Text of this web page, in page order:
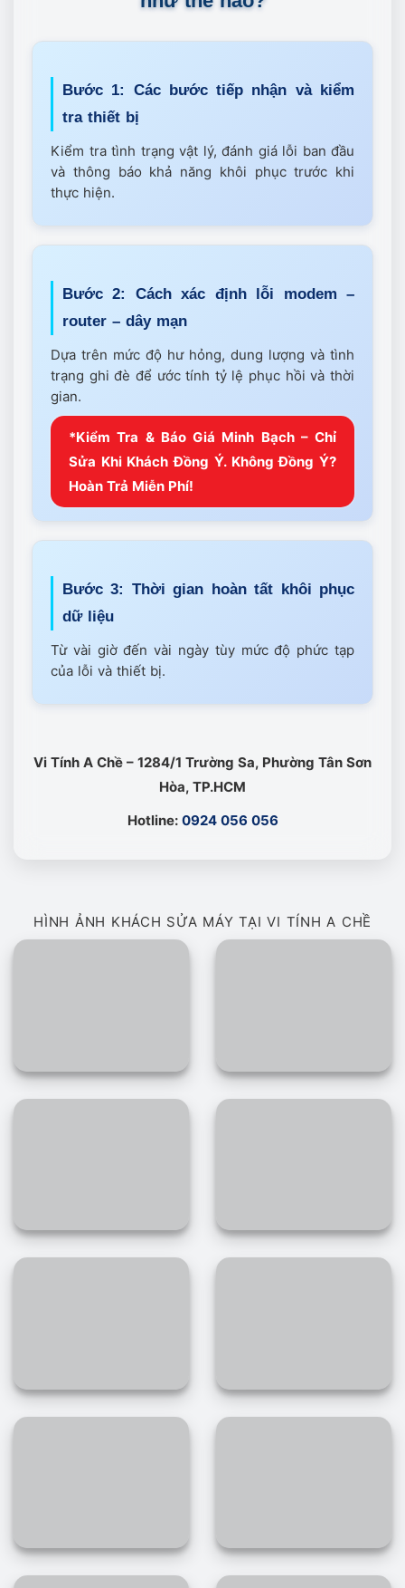
Bước 1: Các bước tiếp nhận và kiểm
tra thiết bị
Kiểm tra tình trạng vật lý, đánh giá lỗi ban đầu
và thông báo khả năng khôi phục trước khi
thực hiện.
Bước 2: Cách xác định lỗi modem –
router – dây mạn
Dựa trên mức độ hư hỏng, dung lượng và tình
trạng ghi đè để ước tính tỷ lệ phục hồi và thời
gian.
*Kiểm Tra & Báo Giá Minh Bạch – Chỉ
Sửa Khi Khách Đồng Ý. Không Đồng Ý?
Hoàn Trả Miễn Phí!
Bước 3: Thời gian hoàn tất khôi phục
dữ liệu
Từ vài giờ đến vài ngày tùy mức độ phức tạp
của lỗi và thiết bị.
Vi Tính A Chề – 1284/1 Trường Sa, Phường Tân Sơn
Hòa, TP.HCM
Hotline: 0924 056 056
HÌNH ẢNH KHÁCH SỬA MÁY TẠI VI TÍNH A CHỀ